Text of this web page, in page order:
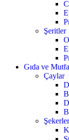
Şeritler
Gıda ve
Çaylar
Şekerler